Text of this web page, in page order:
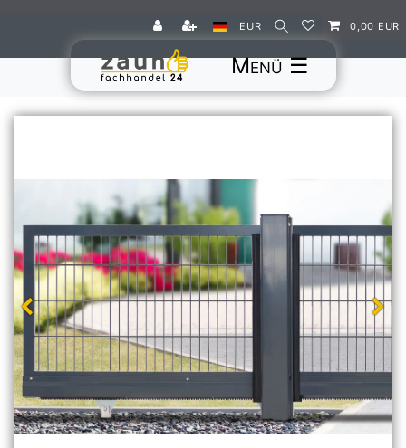
EUR 0,00 EUR
☰